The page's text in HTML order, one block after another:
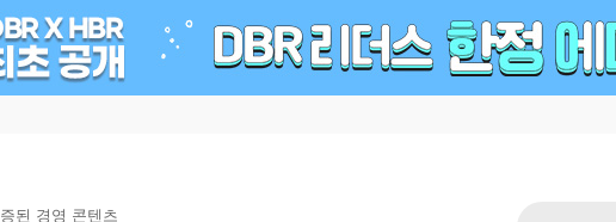
된 경영 콘텐츠